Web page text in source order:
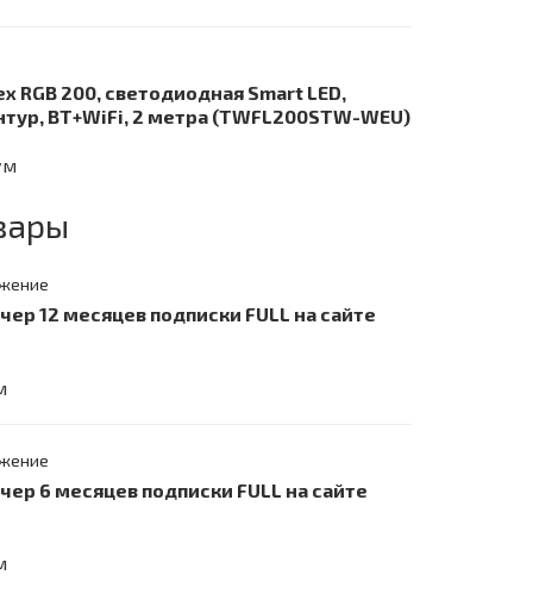
RGB 200, светодиодная Smart LED,
BT+WiFi, 2 метра (TWFL200STW-WEU)
12 месяцев подписки FULL на сайте
6 месяцев подписки FULL на сайте